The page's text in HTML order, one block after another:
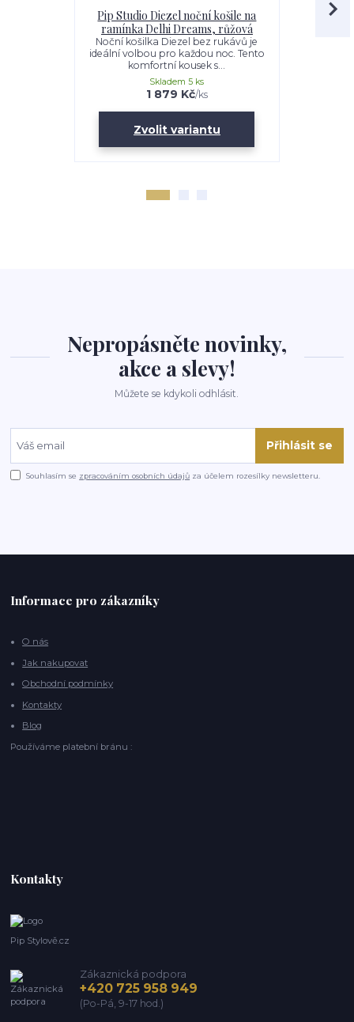
Pip Studio Diezel noční košile na
ramínka Delhi Dreams, růžová
Noční košilka Diezel bez rukávů je
ideální volbou pro každou noc. Tento
komfortní kousek s...
1 879 Kč/ks
Skladem 5 ks
Zvolit variantu
Pip
Nepropásněte novinky,
akce a slevy!
Můžete se kdykoli odhlásit.
Přihlásit se
Souhlasím se zpracováním osobních údajů za účelem rozesílky newsletteru.
Informace pro zákazníky
O nás
Jak nakupovat
Obchodní podmínky
Kontakty
Blog
Používáme platební bránu :
Kontakty
Pip Stylově.cz
Zákaznická podpora
+420 725 958 949
(Po-Pá, 9-17 hod.)